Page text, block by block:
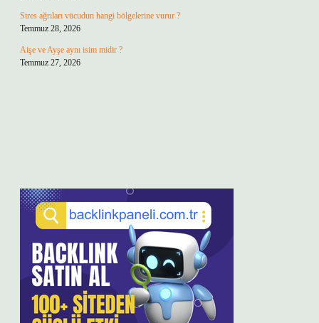
Stres ağrıları vücudun hangi bölgelerine vurur ?
Temmuz 28, 2026
Aişe ve Ayşe aynı isim midir ?
Temmuz 27, 2026